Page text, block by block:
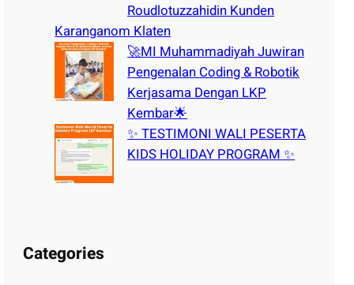
Roudlotuzzahidin Kunden
Karanganom Klaten
🚀MI Muhammadiyah Juwiran
Pengenalan Coding & Robotik
Kerjasama Dengan LKP
Kembar🌟
✨ TESTIMONI WALI PESERTA
KIDS HOLIDAY PROGRAM ✨
Categories